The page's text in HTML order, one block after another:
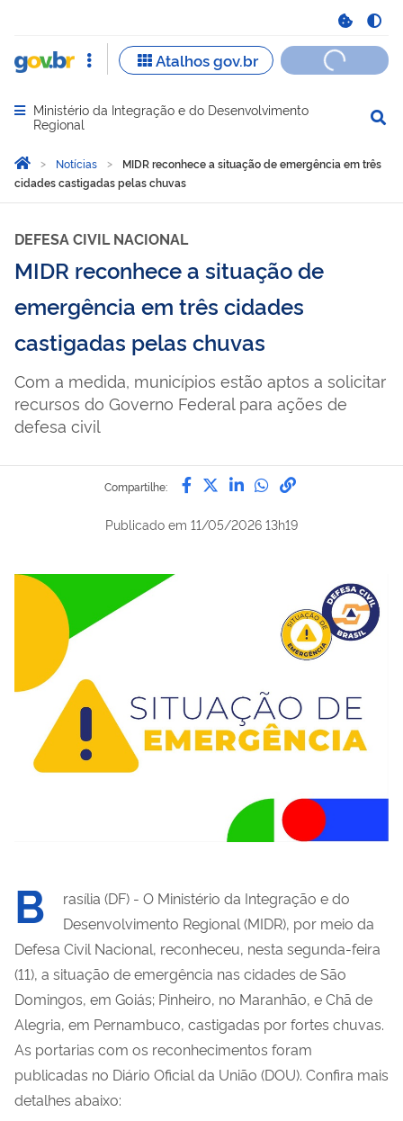
Abrir menu principal de navegação
Ministério da Integração e do Desenvolvimento
Regional
Você está aqui:
Página Inicial
Notícias
MIDR reconhece a situação de emergência em três
cidades castigadas pelas chuvas
DEFESA CIVIL NACIONAL
MIDR reconhece a situação de
emergência em três cidades
castigadas pelas chuvas
Com a medida, municípios estão aptos a solicitar
recursos do Governo Federal para ações de
defesa civil
Compartilhe: Compartilhe por Facebook
Compartilhe por Twitter
Compartilhe por
Compartilhe
link para
Publicado em 11/05/2026 13h19
B
rasília (DF) - O Ministério da Integração e do
Desenvolvimento Regional (MIDR), por meio da
Defesa Civil Nacional, reconheceu, nesta segunda-feira
(11), a situação de emergência nas cidades de São
Domingos, em Goiás; Pinheiro, no Maranhão, e Chã de
Alegria, em Pernambuco, castigadas por fortes chuvas.
As portarias com os reconhecimentos foram
publicadas no Diário Oficial da União (DOU). Confira mais
detalhes abaixo: